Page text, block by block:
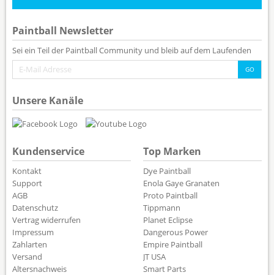
Paintball Newsletter
Sei ein Teil der Paintball Community und bleib auf dem Laufenden
Unsere Kanäle
Kundenservice
Kontakt
Support
AGB
Datenschutz
Vertrag widerrufen
Impressum
Zahlarten
Versand
Altersnachweis
Top Marken
Dye Paintball
Enola Gaye Granaten
Proto Paintball
Tippmann
Planet Eclipse
Dangerous Power
Empire Paintball
JT USA
Smart Parts